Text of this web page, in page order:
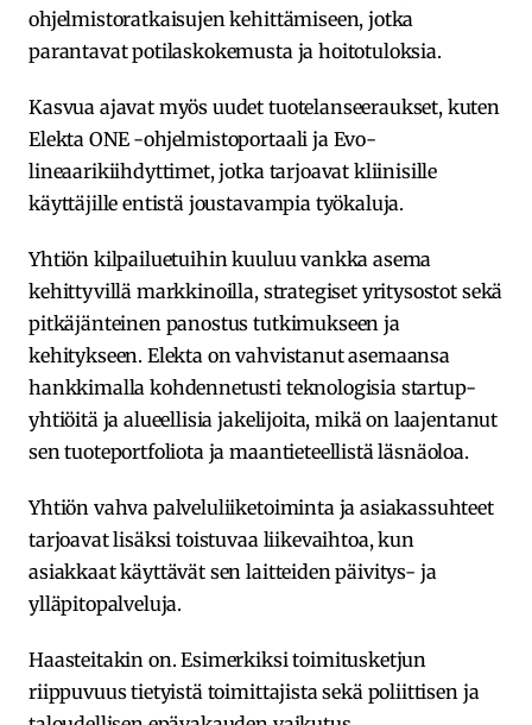
ohjelmistoratkaisujen kehittämiseen, jotka
parantavat potilaskokemusta ja hoitotuloksia.
Kasvua ajavat myös uudet tuotelanseeraukset, kuten
Elekta ONE -ohjelmistoportaali ja Evo-
lineaarikiihdyttimet, jotka tarjoavat kliinisille
käyttäjille entistä joustavampia työkaluja.
Yhtiön kilpailuetuihin kuuluu vankka asema
kehittyvillä markkinoilla, strategiset yritysostot sekä
pitkäjänteinen panostus tutkimukseen ja
kehitykseen. Elekta on vahvistanut asemaansa
hankkimalla kohdennetusti teknologisia startup-
yhtiöitä ja alueellisia jakelijoita, mikä on laajentanut
sen tuoteportfoliota ja maantieteellistä läsnäoloa.
Yhtiön vahva palveluliiketoiminta ja asiakassuhteet
tarjoavat lisäksi toistuvaa liikevaihtoa, kun
asiakkaat käyttävät sen laitteiden päivitys- ja
ylläpitopalveluja.
Haasteitakin on. Esimerkiksi toimitusketjun
riippuvuus tietyistä toimittajista sekä poliittisen ja